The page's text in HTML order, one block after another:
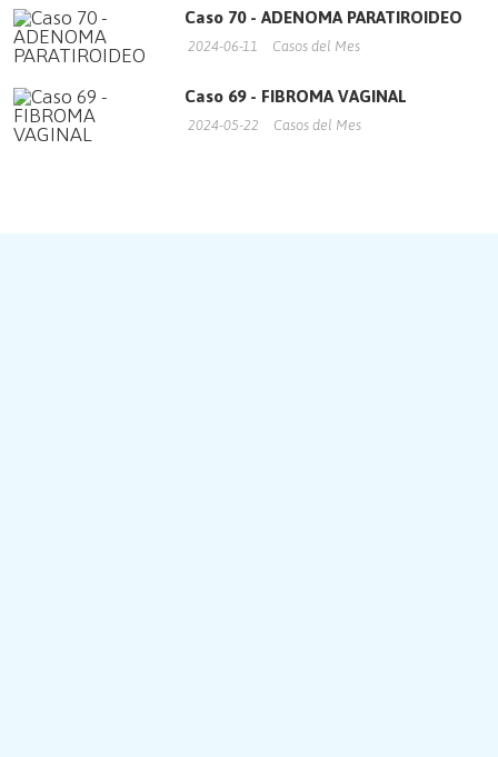
Caso 70 - ADENOMA PARATIROIDEO
2024-06-11 Casos del Mes
Caso 69 - FIBROMA VAGINAL
2024-05-22 Casos del Mes